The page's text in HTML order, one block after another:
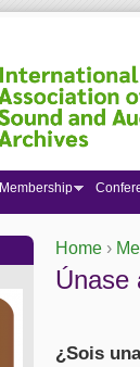
You are
Home ›
Únase
¿Sois
Membership